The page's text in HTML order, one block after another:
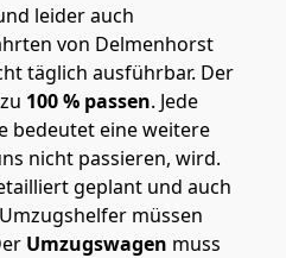
leider auch
von Delmenhorst
täglich ausführbar. Der
100 % passen. Jede
bedeutet eine weitere
nicht passieren, wird.
geplant und auch
müssen
Umzugswagen muss